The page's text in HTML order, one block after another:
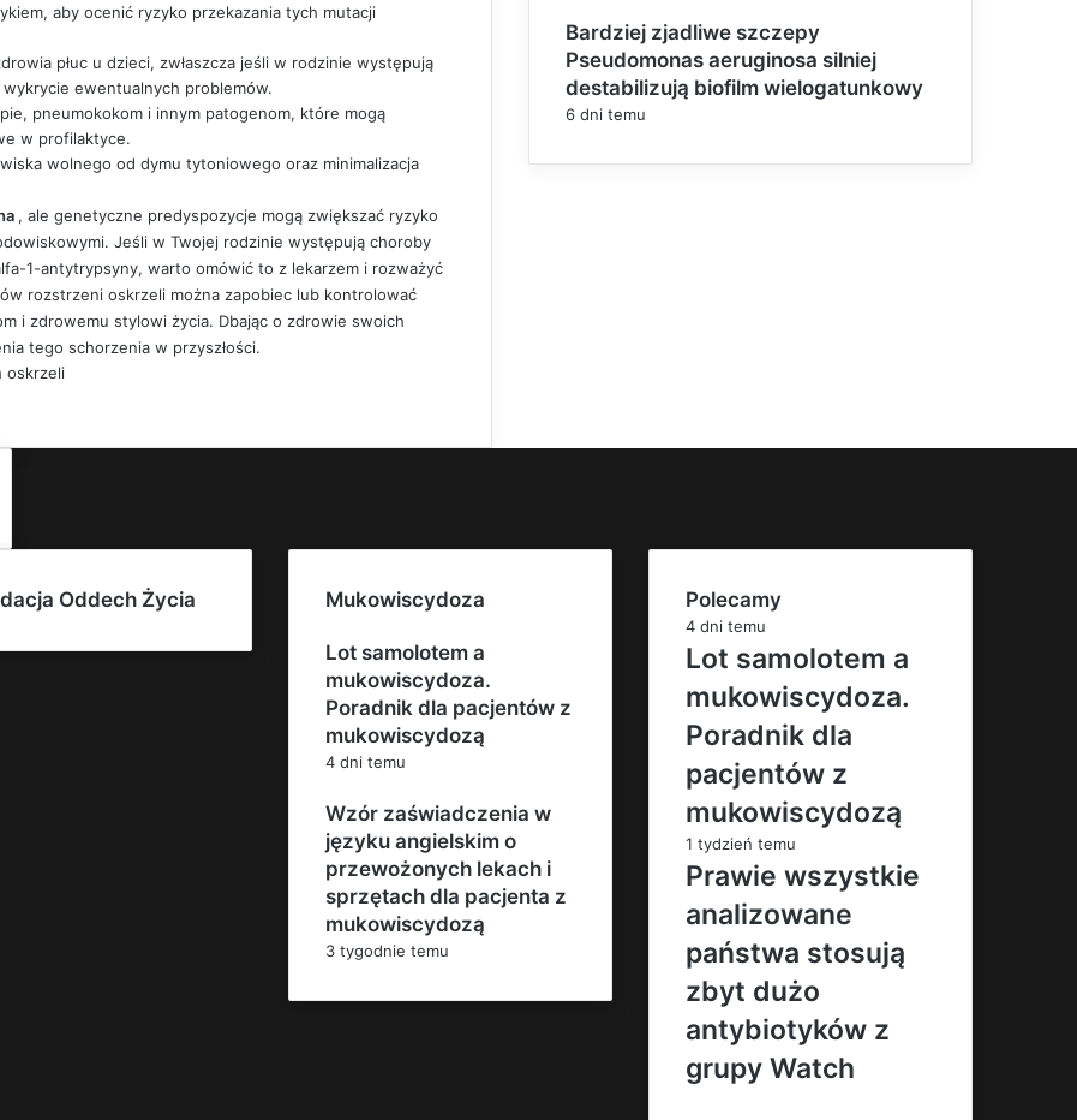
aby ocenić ryzyko przekazania tych mutacji
płuc u dzieci, zwłaszcza jeśli w rodzinie występują
ewentualnych problemów.
pneumokokom i innym patogenom, które mogą
w profilaktyce.
wolnego od dymu tytoniowego oraz minimalizacja
, ale genetyczne predyspozycje mogą zwiększać ryzyko
Jeśli w Twojej rodzinie występują choroby
1-antytrypsyny, warto omówić to z lekarzem i rozważyć
rozstrzeni oskrzeli można zapobiec lub kontrolować
i zdrowemu stylowi życia. Dbając o zdrowie swoich
tego schorzenia w przyszłości.
oskrzeli
Bardziej zjadliwe szczepy
Pseudomonas aeruginosa silniej
destabilizują biofilm wielogatunkowy
6 dni temu
Oddech Życia Mukowiscydoza
Lot samolotem a
mukowiscydoza.
Poradnik dla pacjentów z
mukowiscydozą
4 dni temu
Wzór zaświadczenia w
języku angielskim o
przewożonych lekach i
sprzętach dla pacjenta z
mukowiscydozą
3 tygodnie temu
Polecamy
4 dni temu
Lot samolotem a
mukowiscydoza.
Poradnik dla
pacjentów z
mukowiscydozą
1 tydzień temu
Prawie wszystkie
analizowane
państwa stosują
zbyt dużo
antybiotyków z
grupy Watch